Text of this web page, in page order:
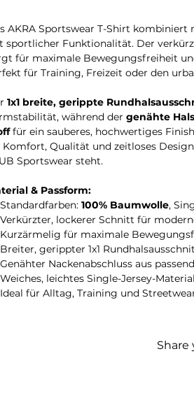
AKRA Sportswear T-Shirt
sportlicher Funktionalität. Der
für maximale Bewegungsfreiheit
für Training, Freizeit oder den
1x1 breite, gerippte
während der genähte
für ein sauberes, hochwertiges
Qualität und zeitloses
Sportswear steht.
& Passform:
Standardfarben: 100% Baumwolle,
Verkürzter, lockerer Schnitt für
Kurzärmelig für maximale
Breiter, gerippter 1x1
Genähter Nackenabschluss aus
Weiches, leichtes Single-Jersey-Material
Ideal für Alltag, Training und
Share